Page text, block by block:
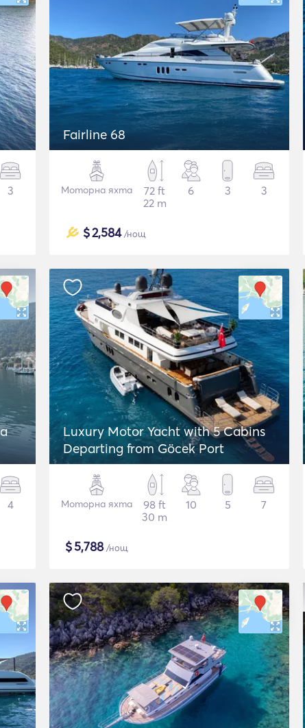
3
Fairline 68
Моторна яхта
72 ft
22 m
6 3 3
$2,584/нощ
4
Luxury Motor Yacht with 5 Cabins
Departing from Göcek Port
Моторна яхта
98 ft
30 m
10 5 7
$5,788/нощ